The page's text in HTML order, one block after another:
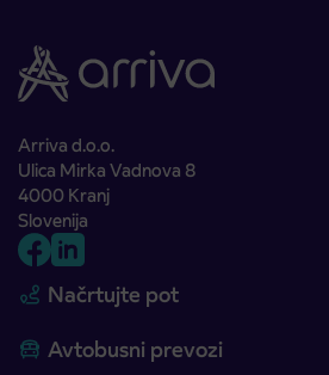
Arriva d.o.o.
Ulica Mirka Vadnova 8
4000 Kranj
Slovenija
Načrtujte pot
Avtobusni prevozi